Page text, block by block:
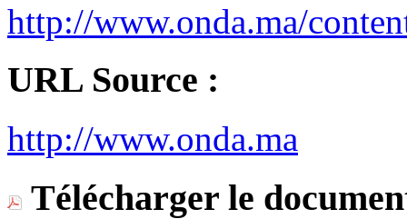
http://www.onda.ma/
URL Source :
http://www.onda.ma
Télécharger le